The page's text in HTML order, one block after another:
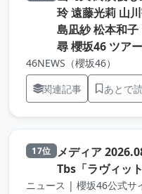
玲 遠藤光莉 山
島凪紗 松本和
尋 櫻坂46 ツア
46NEWS（櫻坂46）
関連記事
あとで
17位 メディア
Tbs「ラヴィッ
ニュース | 櫻坂46公式サ